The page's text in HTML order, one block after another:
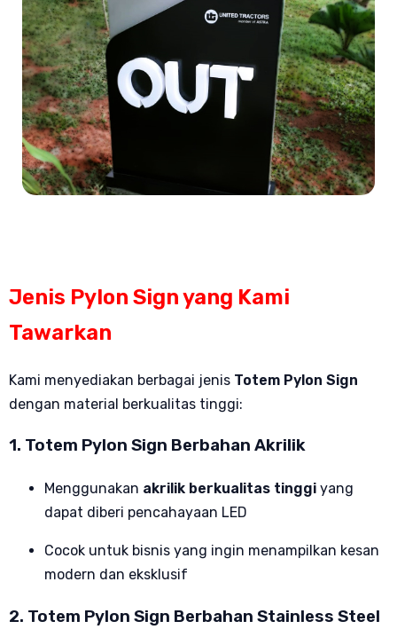
Jenis Pylon Sign yang Kami
Tawarkan
Kami menyediakan berbagai jenis Totem Pylon Sign
dengan material berkualitas tinggi:
1. Totem Pylon Sign Berbahan Akrilik
Menggunakan akrilik berkualitas tinggi yang
dapat diberi pencahayaan LED
Cocok untuk bisnis yang ingin menampilkan kesan
modern dan eksklusif
2. Totem Pylon Sign Berbahan Stainless Steel